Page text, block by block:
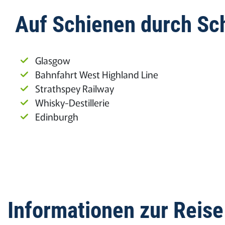
Auf Schienen durch
Glasgow
Bahnfahrt West Highland Line
Strathspey Railway
Whisky-Destillerie
Edinburgh
Informationen zur Reise